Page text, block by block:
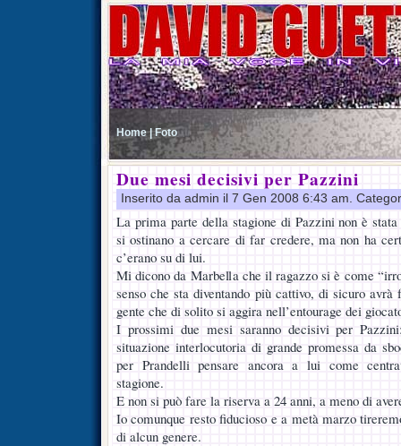
Home | Foto
Due mesi decisivi per Pazzini
Inserito da admin il 7 Gen 2008 6:43 am.
La prima parte della stagione di Pazzini non è
si ostinano a cercare di far credere, ma non ha
c’erano su di lui.
Mi dicono da Marbella che il ragazzo si è come
senso che sta diventando più cattivo, di sicuro
gente che di solito si aggira nell’entourage dei
I prossimi due mesi saranno decisivi per
situazione interlocutoria di grande promessa da
per Prandelli pensare ancora a lui come
stagione.
E non si può fare la riserva a 24 anni, a meno di
Io comunque resto fiducioso e a metà marzo
di alcun genere.